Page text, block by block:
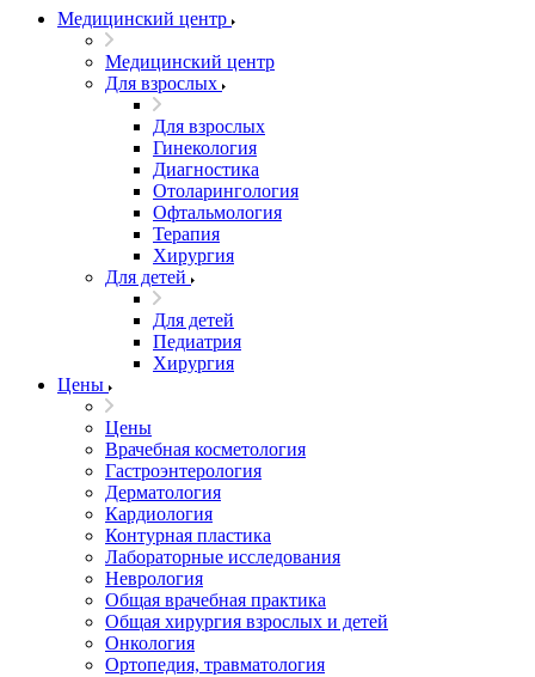
Медицинский центр
Медицинский центр
Для взрослых
Для взрослых
Гинекология
Диагностика
Отоларингология
Офтальмология
Терапия
Хирургия
Для детей
Для детей
Педиатрия
Хирургия
Цены
Цены
Врачебная косметология
Гастроэнтерология
Дерматология
Кардиология
Контурная пластика
Лабораторные исследования
Неврология
Общая врачебная практика
Общая хирургия взрослых и детей
Онкология
Ортопедия, травматология